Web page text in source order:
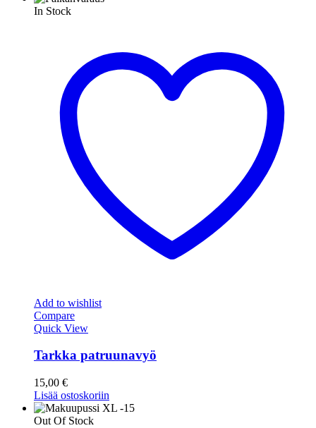
In Stock
Add to wishlist
Compare
Quick View
Tarkka patruunavyö
15,00 €
Lisää ostoskoriin
Out Of Stock